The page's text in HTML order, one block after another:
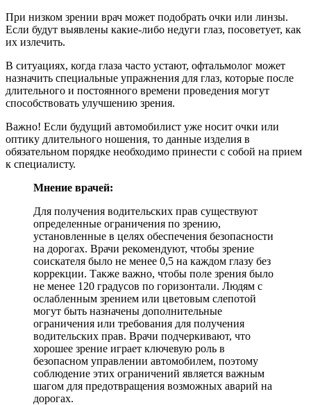
При низком зрении врач может подобрать очки или линзы.
Если будут выявлены какие-либо недуги глаз, посоветует, как
их излечить.
В ситуациях, когда глаза часто устают, офтальмолог может
назначить специальные упражнения для глаз, которые после
длительного и постоянного времени проведения могут
способствовать улучшению зрения.
Важно! Если будущий автомобилист уже носит очки или
оптику длительного ношения, то данные изделия в
обязательном порядке необходимо принести с собой на прием
к специалисту.
Мнение врачей:
Для получения водительских прав существуют
определенные ограничения по зрению,
установленные в целях обеспечения безопасности
на дорогах. Врачи рекомендуют, чтобы зрение
соискателя было не менее 0,5 на каждом глазу без
коррекции. Также важно, чтобы поле зрения было
не менее 120 градусов по горизонтали. Людям с
ослабленным зрением или цветовым слепотой
могут быть назначены дополнительные
ограничения или требования для получения
водительских прав. Врачи подчеркивают, что
хорошее зрение играет ключевую роль в
безопасном управлении автомобилем, поэтому
соблюдение этих ограничений является важным
шагом для предотвращения возможных аварий на
дорогах.